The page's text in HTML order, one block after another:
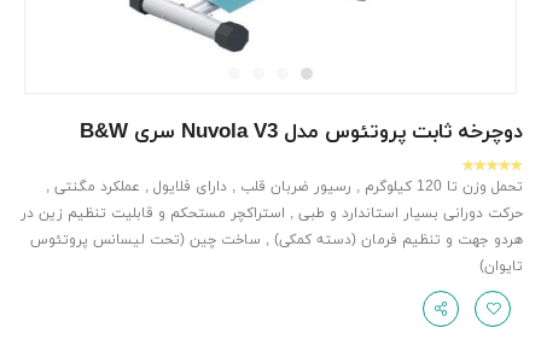
دوچرخه ثابت پروتئوس مدل Nuvola V3 سری B&W
تحمل وزن تا 120 کیلوگرم , رسیور ضربان قلب , دارای فلایول , عملکرد مگنتی ,
حرکت دورانی بسیار استاندارد و طبی , استراکچر مستحکم و قابلیت تنظیم زین در
هردو جهت و تنظیم فرمان (دسته کمکی) , ساخت چین (تحت لیسانس پروتئوس
تایوان)